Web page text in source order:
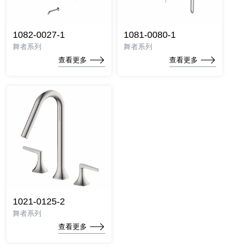
1082-0027-1
舞者系列
查看更多
1081-0080-1
舞者系列
查看更多
1021-0125-2
舞者系列
查看更多